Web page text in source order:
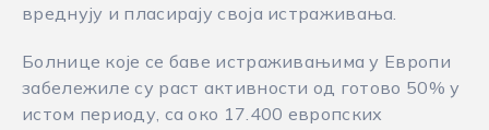
вреднују и пласирају своја истраживања.
Болнице које се баве истраживањима у Европи
забележиле су раст активности од готово 50% у
истом периоду, са око 17.400 европских